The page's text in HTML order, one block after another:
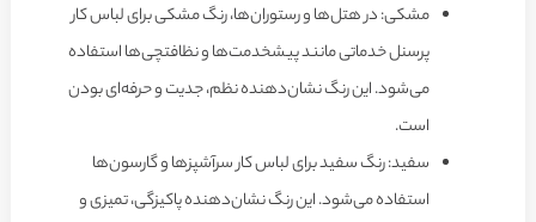
مشکی: در هتل‌ها و رستوران‌ها، رنگ مشکی برای لباس کار
پرسنل خدماتی مانند پیشخدمت‌ها و نظافتچی‌ها استفاده
می‌شود. این رنگ نشان‌دهنده نظم، جدیت و حرفه‌ای بودن
است.
سفید: رنگ سفید برای لباس کار سرآشپزها و گارسون‌ها
استفاده می‌شود. این رنگ نشان‌دهنده پاکیزگی، تمیزی و